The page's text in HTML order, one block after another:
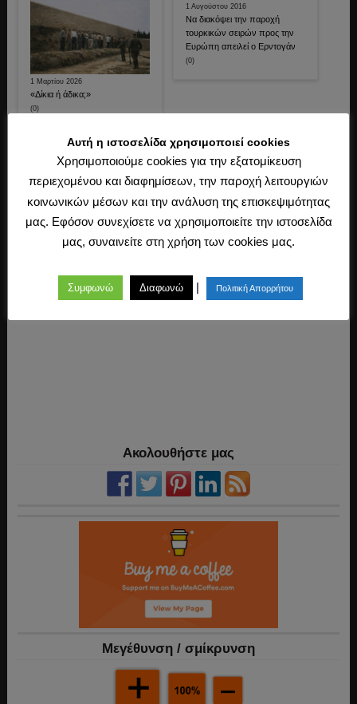
1 Μαρτίου 2026
«Δίκια ή άδικα;»
(0)
1 Αυγούστου 2016
Να διακόψει την παροχή
τουρκικών σειρών προς την
Ευρώπη απειλεί ο Ερντογάν
(0)
Load more posts
Ακολουθήστε μας
Mεγέθυνση / σμίκρυνση
Αυτή η ιστοσελίδα χρησιμοποιεί cookies
Χρησιμοποιούμε cookies για την εξατομίκευση
περιεχομένου και διαφημίσεων, την παροχή λειτουργιών
κοινωνικών μέσων και την ανάλυση της επισκεψιμότητας
μας. Εφόσον συνεχίσετε να χρησιμοποιείτε την ιστοσελίδα
μας, συναινείτε στη χρήση των cookies μας.
Συμφωνώ Διαφωνώ | Πολιτική Απορρήτου